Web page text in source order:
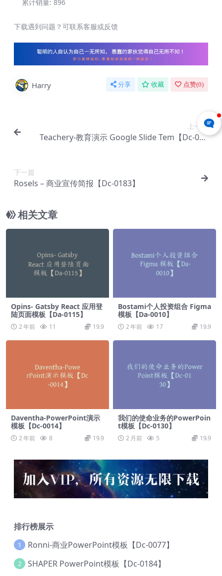
累计销量: 896
下载遇到问题？可联系客服或反馈
Harry 分享 收藏 点赞(0)
上一篇
Teachery-教育演示 Google Slide Tem【Dc-008
下一篇
Rosels – 商业宣传简报【Dc-0183】
相关文章
Opins- Gatsby React 应用登
陆页面模板【Da-0115】
2 年前 11 19.9
Bostami个人投资组合 Figma
模板【Da-0010】
2 年前 17 19.9
Daventha-PowerPoint演示
模板【Dc-0014】
2 年前 8 19.9
我们的使命业务的PowerPoin
t模板【Dc-0130】
2 月前 5 19.9
排行榜展示
1 Ronni-商业PowerPoint模板【Dc-0077】
2 SHAPER PowerPoint模板【Dc-0184】